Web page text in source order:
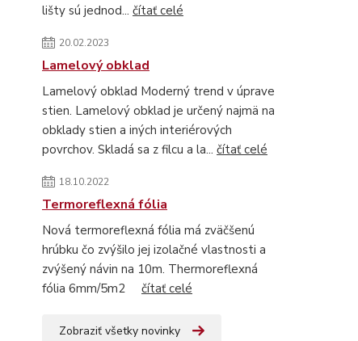
lišty sú jednod... čítať celé
20.02.2023
Lamelový obklad
Lamelový obklad Moderný trend v úprave
stien. Lamelový obklad je určený najmä na
obklady stien a iných interiérových
povrchov. Skladá sa z filcu a la... čítať celé
18.10.2022
Termoreflexná fólia
Nová termoreflexná fólia má zväčšenú
hrúbku čo zvýšilo jej izolačné vlastnosti a
zvýšený návin na 10m. Thermoreflexná
fólia 6mm/5m2 čítať celé
Zobraziť všetky novinky